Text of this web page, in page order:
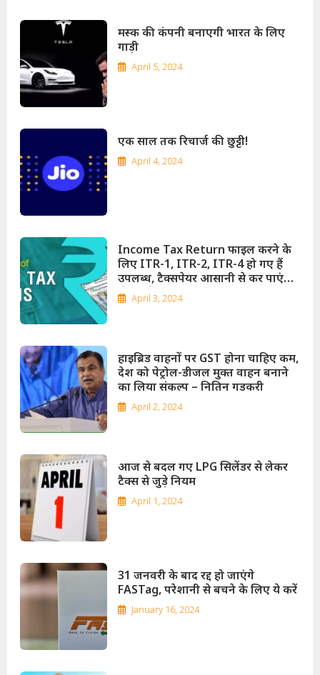
मस्क की कंपनी बनाएगी भारत के लिए
गाड़ी
April 5, 2024
एक साल तक रिचार्ज की छुट्टी!
April 4, 2024
Income Tax Return फाइल करने के
लिए ITR-1, ITR-2, ITR-4 हो गए हैं
उपलब्ध, टैक्सपेयर आसानी से कर पाएंगे
ई-फाइलिंग
April 3, 2024
हाइब्रिड वाहनों पर GST होना चाहिए कम,
देश को पेट्रोल-डीजल मुक्त वाहन बनाने
का लिया संकल्प – नितिन गडकरी
April 2, 2024
आज से बदल गए LPG सिलेंडर से लेकर
टैक्स से जुड़े नियम
April 1, 2024
31 जनवरी के बाद रद्द हो जाएंगे
FASTag, परेशानी से बचने के लिए ये करें
January 16, 2024